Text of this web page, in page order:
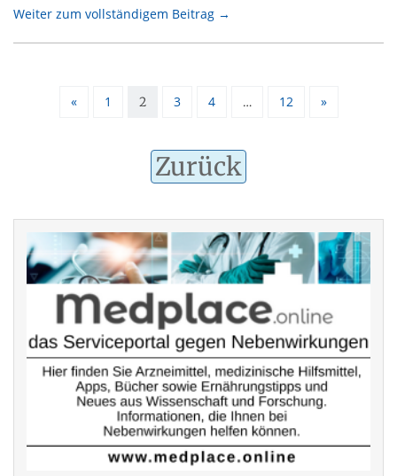
Weiter zum vollständigem Beitrag →
« 1 2 3 4 … 12 »
Zurück